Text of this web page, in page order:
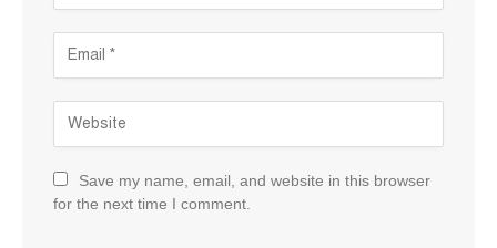
Save my name, email, and website in this browser
for the next time I comment.